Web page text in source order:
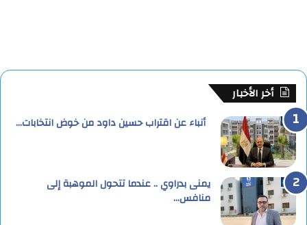
أخر الأخبار
أنباء عن اقتراب حسين داود من خوض انتخابات…
يمنى بدراوي .. عندما تتحول الموهبة إلى
منافس…